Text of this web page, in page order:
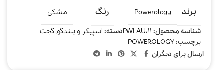
برند Powerology رنگ
مشکی
شناسه محصول: PWLAU011دسته: اسپیکر و بلندگو, گجت
برچسب:POWEROLOGY
ارسال برای دیگران